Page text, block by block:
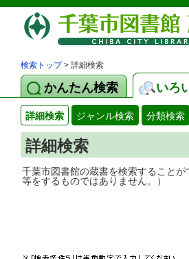
検索トップ> 詳細検索
かんたん検索 いろ
詳細検索 ジャンル検索 分類検索
詳細検索
千葉市図書館の蔵書を
等をするものではありません。）